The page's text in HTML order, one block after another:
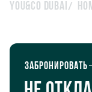
You&Co Dubai
Забронировать